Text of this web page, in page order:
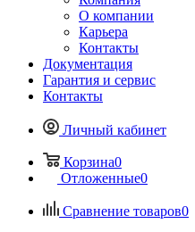
О компании
Карьера
Контакты
Документация
Гарантия и сервис
Контакты
Личный кабинет
Корзина0
Отложенные0
Сравнение товаров0